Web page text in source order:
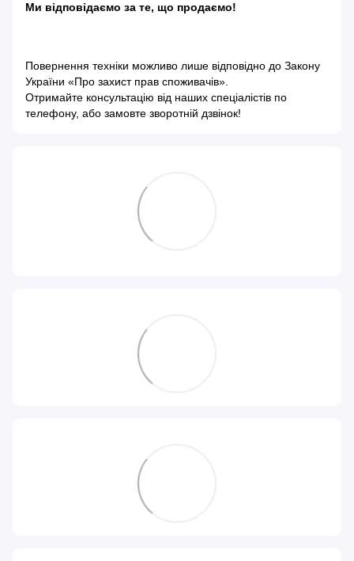
Ми відповідаємо за те, що продаємо!
Повернення техніки можливо лише відповідно до Закону
України «Про захист прав споживачів».
Отримайте консультацію від наших спеціалістів по
телефону, або замовте зворотній дзвінок!